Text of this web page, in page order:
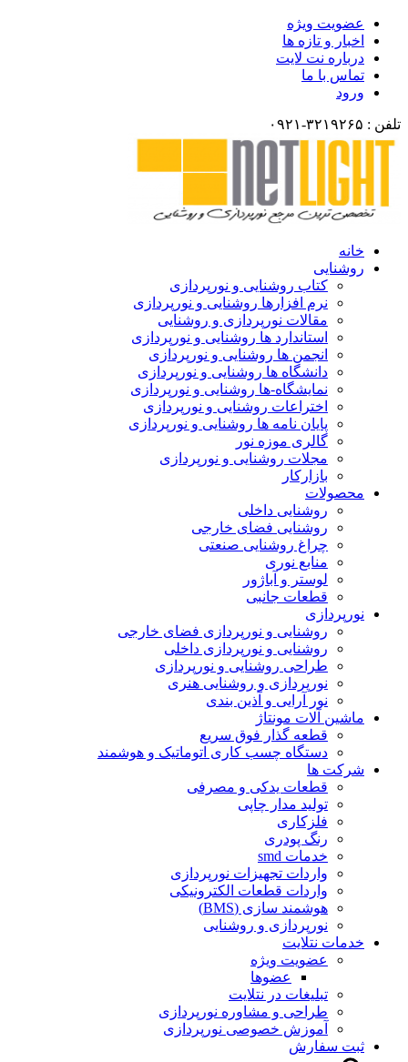
عضویت ویژه
اخبار و تازه ها
درباره نت لایت
تماس با ما
ورود
تلفن : ۳۲۱۹۲۶۵-۰۹۲۱
خانه
روشنایی
کتاب روشنایی و نورپردازی
نرم افزارها روشنایی و نورپردازی
مقالات نورپردازی و روشنایی
استاندارد ها روشنایی و نورپردازی
انجمن ها روشنایی و نورپردازی
دانشگاه ها روشنایی و نورپردازی
نمایشگاه-ها روشنایی و نورپردازی
اختراعات روشنایی و نورپردازی
پایان نامه ها روشنایی و نورپردازی
گالری موزه نور
مجلات روشنایی و نورپردازی
بازارکار
محصولات
روشنایی داخلی
روشنایی فضای خارجی
چراغ روشنایی صنعتی
منابع نوری
لوستر و آباژور
قطعات جانبی
نورپردازی
روشنایی و نورپردازی فضای خارجی
روشنایی و نورپردازی داخلی
طراحی روشنایی و نورپردازی
نورپردازی و روشنایی هنری
نور آرایی و آذین بندی
ماشین آلات مونتاژ
قطعه گذار فوق سریع
دستگاه چسب کاری اتوماتیک و هوشمند
شرکت ها
قطعات یدکی و مصرفی
تولید مدار چاپی
فلزکاری
رنگ پودری
خدمات smd
واردات تجهیزات نورپردازی
واردات قطعات الکترونیکی
هوشمند سازی (BMS)
نورپردازی و روشنایی
خدمات نتلایت
عضویت ویژه
عضوها
تبلیغات در نتلایت
طراحی و مشاوره نورپردازی
آموزش خصوصی نورپردازی
ثبت سفارش